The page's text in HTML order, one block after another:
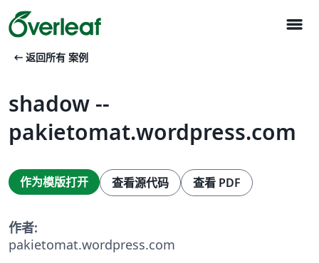
menu
arrow_left_alt 返回所有 案例
shadow --
pakietomat.wordpress.com
作为模版打开 查看源代码 查看 PDF
作者:
pakietomat.wordpress.com